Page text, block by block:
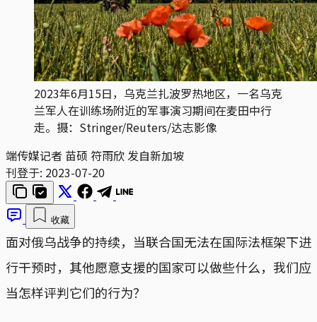
2023年6月15日，乌克兰扎波罗热地区，一名乌克
兰军人在训练场附近的军事演习期间在麦田中行
走。摄：Stringer/Reuters/达志影像
端传媒记者 苗硕 符雨欣 发自新加坡
刊登于: 2023-07-20
收藏
面对俄乌战争的持续，当联合国无法在国际法框架下进
行干预时，其他愿意支援的国家可以做些什么，我们应
当怎样评判它们的行为？